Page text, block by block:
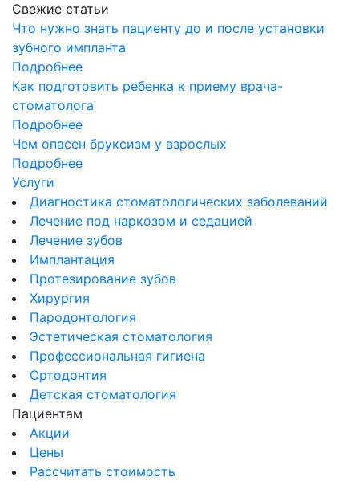
Свежие статьи
Что нужно знать пациенту до и после установки
зубного импланта
Подробнее
Как подготовить ребенка к приему врача-
стоматолога
Подробнее
Чем опасен бруксизм у взрослых
Подробнее
Услуги
Диагностика стоматологических заболеваний
Лечение под наркозом и седацией
Лечение зубов
Имплантация
Протезирование зубов
Хирургия
Пародонтология
Эстетическая стоматология
Профессиональная гигиена
Ортодонтия
Детская стоматология
Пациентам
Акции
Цены
Рассчитать стоимость